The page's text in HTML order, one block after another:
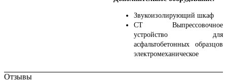
Звукоизолирующий шкаф
CT Выпрессовочное
устройство для
асфальтобетонных образцов
электромеханическое
Отзывы